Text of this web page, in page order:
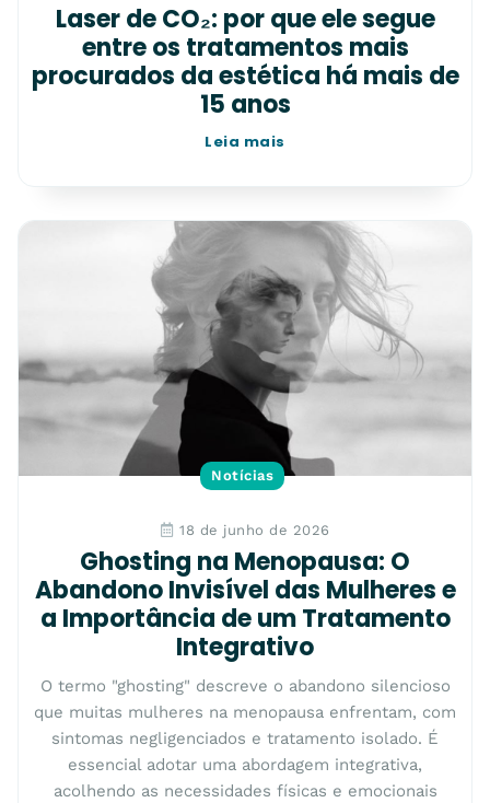
Laser de CO₂: por que ele segue
entre os tratamentos mais
procurados da estética há mais de
15 anos
Leia mais
Notícias
18 de junho de 2026
Ghosting na Menopausa: O
Abandono Invisível das Mulheres e
a Importância de um Tratamento
Integrativo
O termo "ghosting" descreve o abandono silencioso
que muitas mulheres na menopausa enfrentam, com
sintomas negligenciados e tratamento isolado. É
essencial adotar uma abordagem integrativa,
acolhendo as necessidades físicas e emocionais